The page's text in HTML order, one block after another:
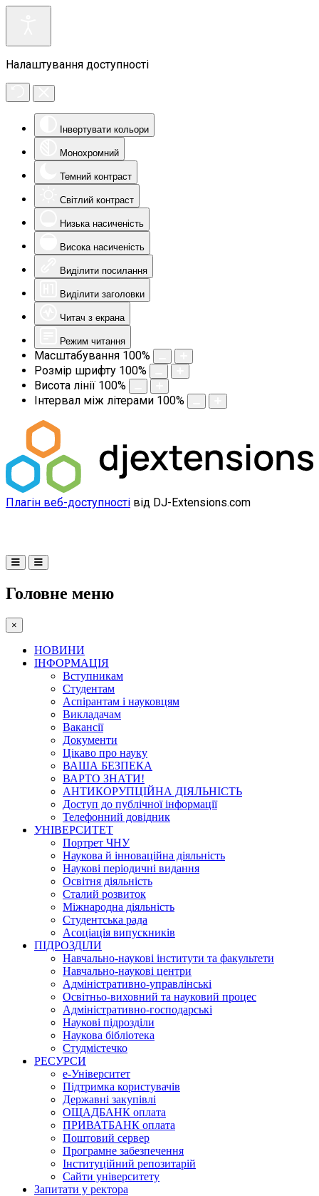
Налаштування доступності
Інвертувати кольори
Монохромний
Темний контраст
Світлий контраст
Низька насиченість
Висока насиченість
Виділити посилання
Виділити заголовки
Читач з екрана
Режим читання
Масштабування 100%
Розмір шрифту 100%
Висота лінії 100%
Інтервал між літерами 100%
Плагін веб-доступності від DJ-Extensions.com
Головне меню
×
НОВИНИ
ІНФОРМАЦІЯ
Вступникам
Студентам
Аспірантам і науковцям
Викладачам
Вакансії
Документи
Цікаво про науку
ВАША БЕЗПЕКА
ВАРТО ЗНАТИ!
АНТИКОРУПЦІЙНА ДІЯЛЬНІСТЬ
Доступ до публічної інформації
Телефонний довідник
УНІВЕРСИТЕТ
Портрет ЧНУ
Наукова й інноваційна діяльність
Наукові періодичні видання
Освітня діяльність
Сталий розвиток
Міжнародна діяльність
Студентська рада
Асоціація випускників
ПІДРОЗДІЛИ
Навчально-наукові інститути та факультети
Навчально-наукові центри
Адміністративно-управлінські
Освітньо-виховний та науковий процес
Адміністративно-господарські
Наукові підрозділи
Наукова бібліотека
Студмістечко
РЕСУРСИ
е-Університет
Підтримка користувачів
Державні закупівлі
ОЩАДБАНК оплата
ПРИВАТБАНК оплата
Поштовий сервер
Програмне забезпечення
Інституційний репозитарій
Сайти університету
Запитати у ректора